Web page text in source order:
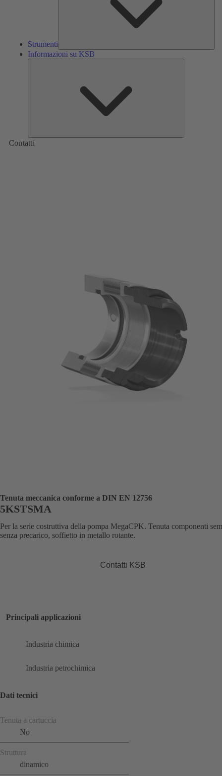
Strumenti
Informazioni su KSB
Contatti
Tenuta meccanica conforme a DIN EN 12756
5KSTSMA
Per la serie costruttiva della pompa MegaCPK. Tenuta componenti
senza precarico, soffietto in metallo rotante.
Contatti KSB
Principali applicazioni
Industria chimica
Industria petrochimica
Dati tecnici
Tenuta a cartuccia
No
Struttura
dinamico